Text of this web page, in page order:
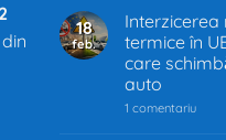
, din
18
feb.
termice în
care
auto
1 comentariula